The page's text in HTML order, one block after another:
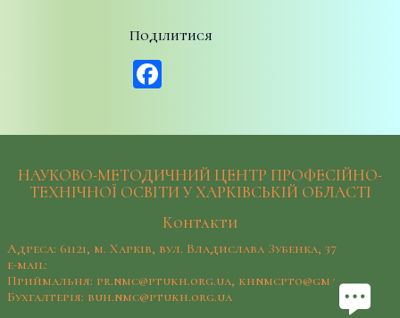
Поділитися
НАУКОВО-МЕТОДИЧНИЙ ЦЕНТР ПРОФЕСІЙНО-
ТЕХНІЧНОЇ ОСВІТИ У ХАРКІВСЬКІЙ ОБЛАСТІ
Контакти
Адреса: 61121, м. Харків, вул. Владислава Зубенка, 37
e-mail:
Приймальня: pr.nmc@ptukh.org.ua, khnmcpto@gmail.com
Бухгалтерія: buh.nmc@ptukh.org.ua